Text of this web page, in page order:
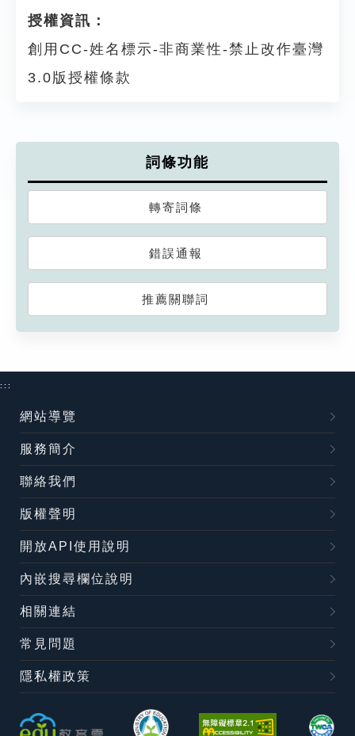
授權資訊：
創用CC-姓名標示-非商業性-禁止改作臺灣
3.0版授權條款
詞條功能
轉寄詞條
錯誤通報
推薦關聯詞
:::
網站導覽
服務簡介
聯絡我們
版權聲明
開放API使用說明
內嵌搜尋欄位說明
相關連結
常見問題
隱私權政策